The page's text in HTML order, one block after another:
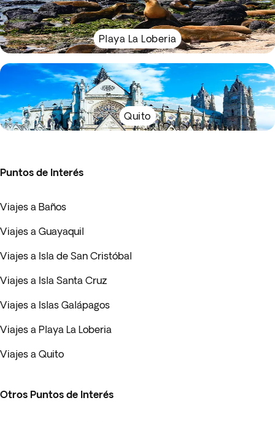
Playa La Loberia
Quito
Puntos de Interés
Viajes a Baños
Viajes a Guayaquil
Viajes a Isla de San Cristóbal
Viajes a Isla Santa Cruz
Viajes a Islas Galápagos
Viajes a Playa La Loberia
Viajes a Quito
Otros Puntos de Interés